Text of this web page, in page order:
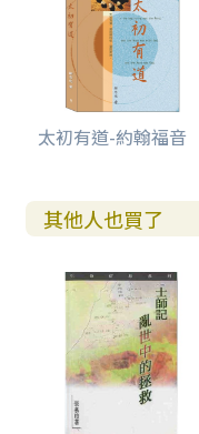
太初有道-約翰福音
其他人也買了